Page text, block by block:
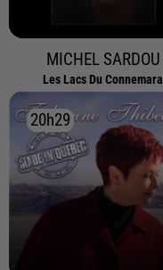
MICHEL SARDOU
Les Lacs Du Connemara
20h29
20h29